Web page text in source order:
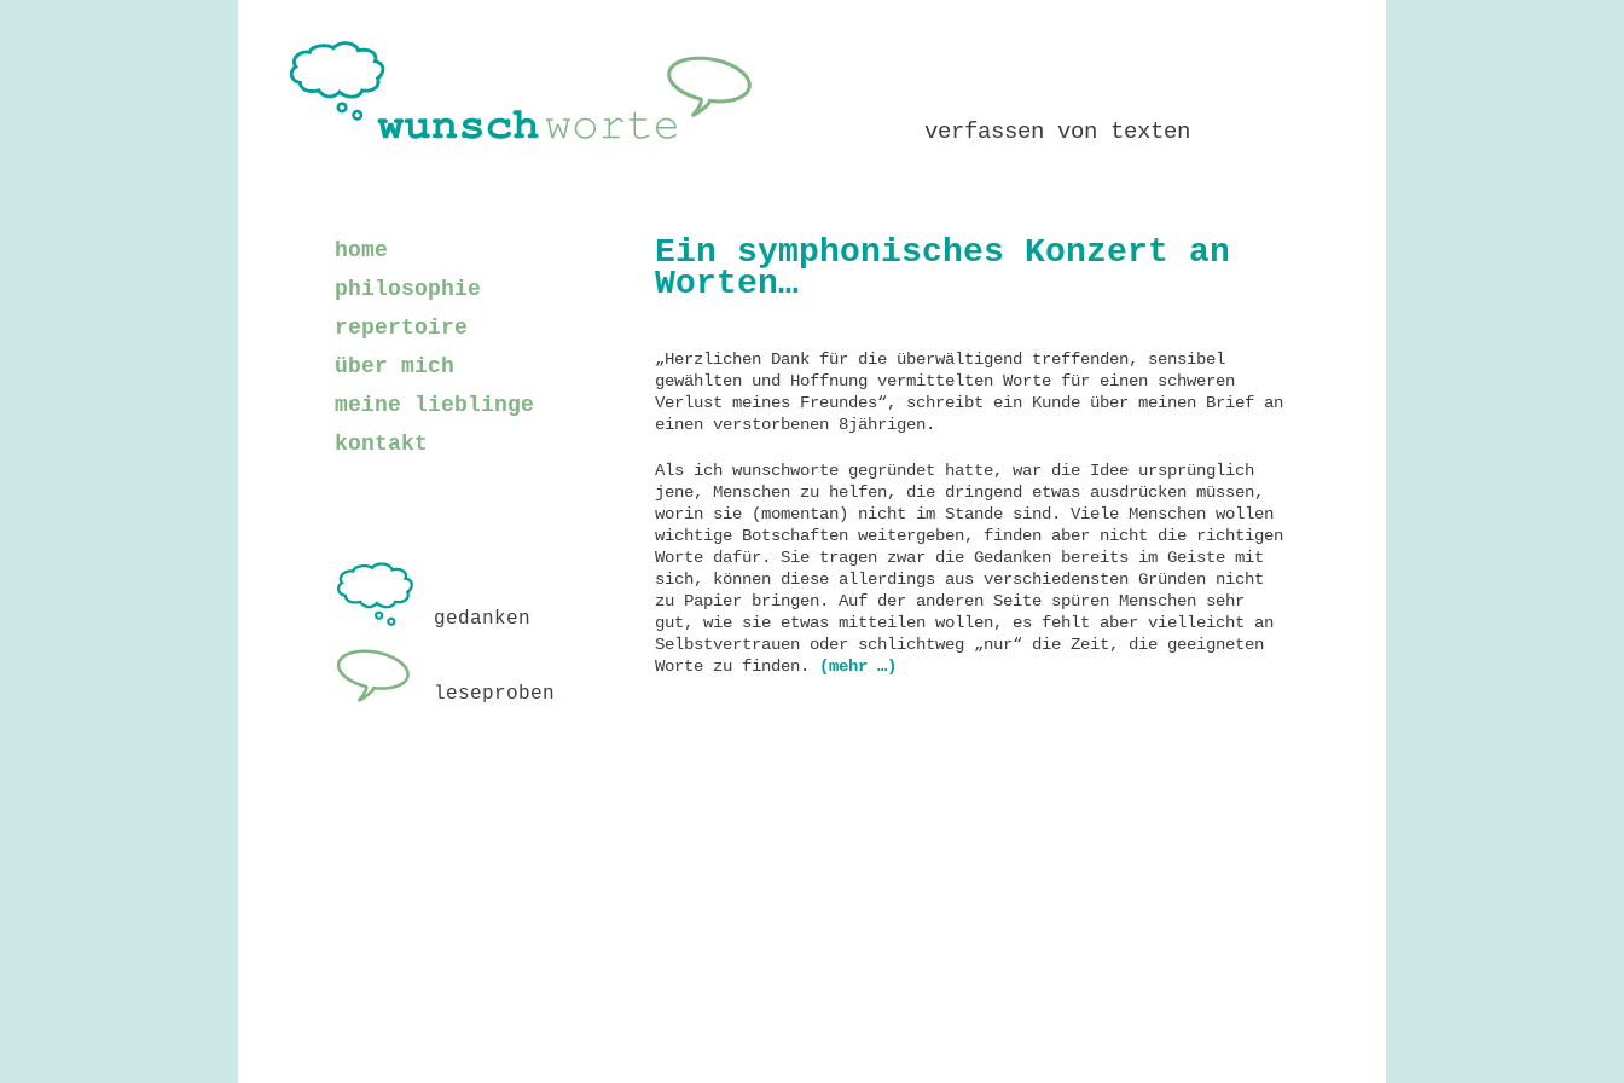
verfassen von texten
home
philosophie
repertoire
über mich
meine lieblinge
kontakt
gedanken
leseproben
Ein symphonisches Konzert an
Worten…
„Herzlichen Dank für die überwältigend treffenden, sensibel
gewählten und Hoffnung vermittelten Worte für einen schweren
Verlust meines Freundes“, schreibt ein Kunde über meinen Brief an
einen verstorbenen 8jährigen.
Als ich wunschworte gegründet hatte, war die Idee ursprünglich
jene, Menschen zu helfen, die dringend etwas ausdrücken müssen,
worin sie (momentan) nicht im Stande sind. Viele Menschen wollen
wichtige Botschaften weitergeben, finden aber nicht die richtigen
Worte dafür. Sie tragen zwar die Gedanken bereits im Geiste mit
sich, können diese allerdings aus verschiedensten Gründen nicht
zu Papier bringen. Auf der anderen Seite spüren Menschen sehr
gut, wie sie etwas mitteilen wollen, es fehlt aber vielleicht an
Selbstvertrauen oder schlichtweg „nur“ die Zeit, die geeigneten
Worte zu finden.
(mehr …)